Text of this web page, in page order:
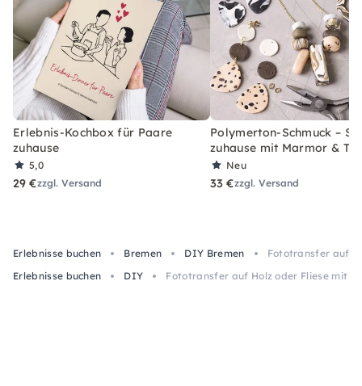
Erlebnis-Kochbox für Paare
zuhause
5,0
29 €zzgl. Versand
Polymerton-Schmuck –
zuhause mit Marmor &
Neu
33 €zzgl. Versand
Erlebnisse buchen Bremen DIY Bremen
Fototransfer auf
Erlebnisse buchen
DIY Fototransfer auf Holz oder Fliese mit